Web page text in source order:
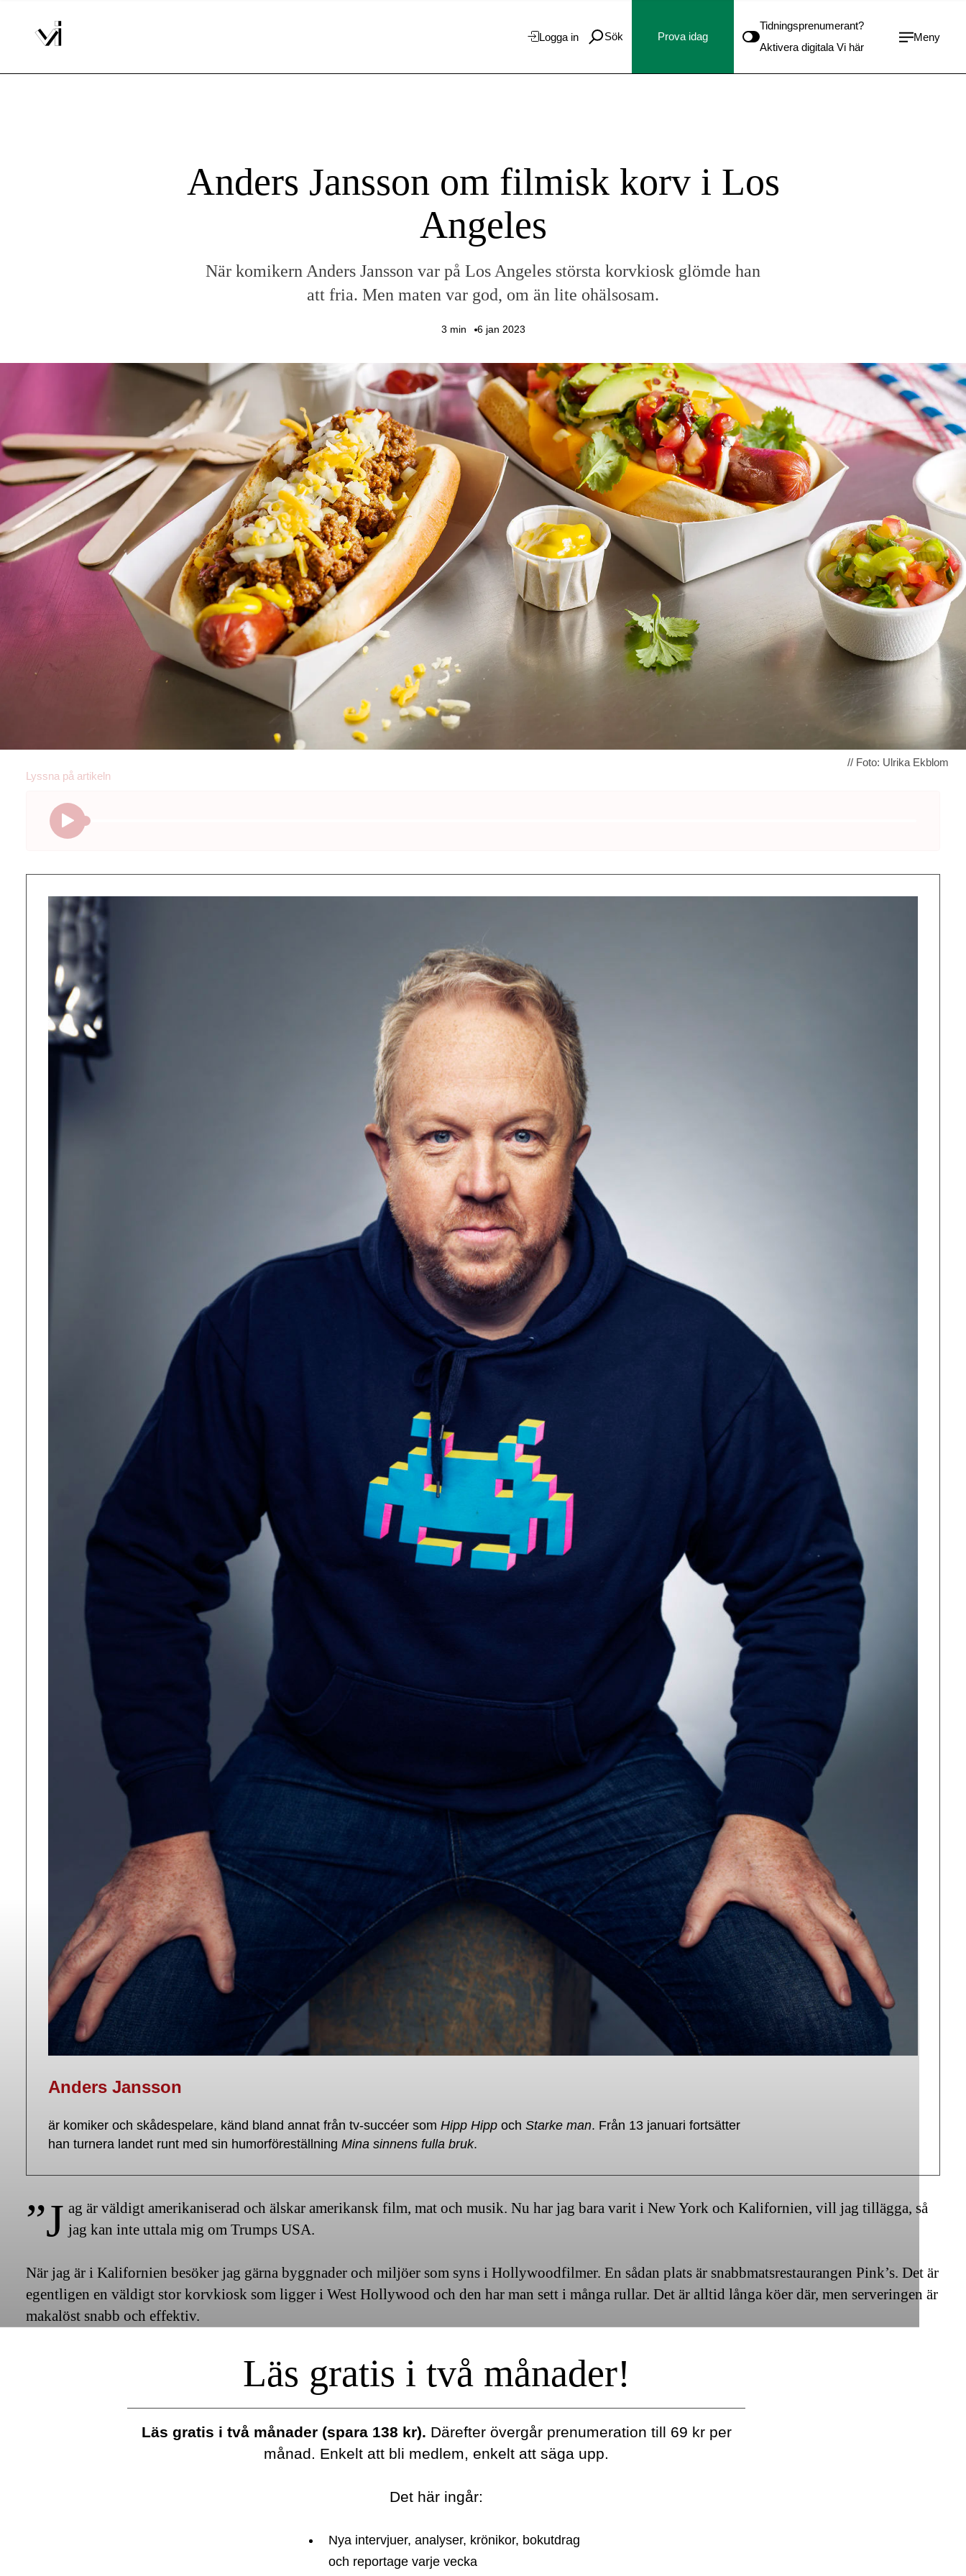
Logga in Sök Prova idag
Tidningsprenumerant?
Aktivera digitala Vi här
Meny
Anders Jansson om filmisk korv i Los
Angeles
När komikern Anders Jansson var på Los Angeles största korvkiosk glömde han
att fria. Men maten var god, om än lite ohälsosam.
3 min 6 jan 2023
// Foto: Ulrika Ekblom
Lyssna på artikeln
Anders Jansson
är komiker och skådespelare, känd bland annat från tv-succéer som Hipp Hipp och Starke man. Från 13 januari fortsätter
han turnera landet runt med sin humorföreställning Mina sinnens fulla bruk.
”J ag är väldigt amerikaniserad och älskar amerikansk film, mat och musik. Nu har jag bara varit i New York och Kalifornien, vill jag ­tillägga, så
jag kan inte uttala mig om Trumps USA.
När jag är i Kalifornien besöker jag gärna byggnader och miljöer som syns i Hollywoodfilmer. En sådan plats är snabbmatsrestaurangen Pink’s. Det är
egentligen en väldigt stor korvkiosk som ligger i West Hollywood och den har man sett i många rullar. Det är alltid långa köer där, men serveringen är
makalöst snabb och effektiv.
Läs gratis i två månader!
Läs gratis i två månader (spara 138 kr). Därefter övergår prenumeration till 69 kr per
månad. Enkelt att bli medlem, enkelt att säga upp.
Det här ingår:
Nya intervjuer, analyser, krönikor, bokutdrag
och reportage varje vecka